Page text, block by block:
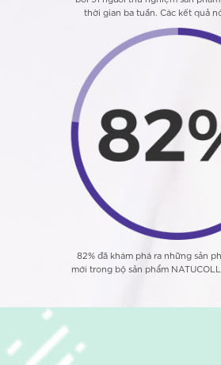
thời gian ba tuần. Các kết quả
82% đã khám phá ra những sản
mới trong bộ sản phẩm